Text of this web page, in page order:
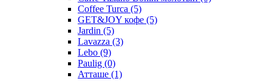
Coffee Turca (5)
GET&JOY кофе (5)
Jardin (5)
Lavazza (3)
Lebo (9)
Paulig (0)
Атташе (1)